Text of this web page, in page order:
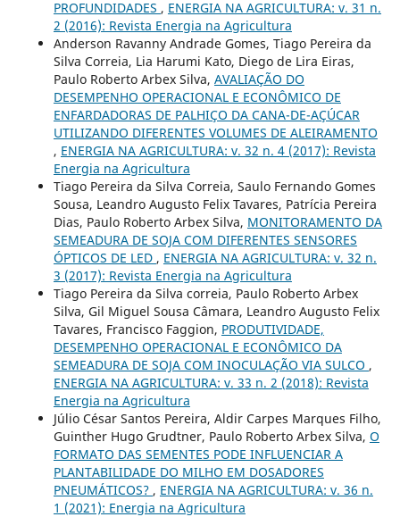
PROFUNDIDADES , ENERGIA NA AGRICULTURA: v. 31 n.
2 (2016): Revista Energia na Agricultura
Anderson Ravanny Andrade Gomes, Tiago Pereira da
Silva Correia, Lia Harumi Kato, Diego de Lira Eiras,
Paulo Roberto Arbex Silva, AVALIAÇÃO DO
DESEMPENHO OPERACIONAL E ECONÔMICO DE
ENFARDADORAS DE PALHIÇO DA CANA-DE-AÇÚCAR
UTILIZANDO DIFERENTES VOLUMES DE ALEIRAMENTO
, ENERGIA NA AGRICULTURA: v. 32 n. 4 (2017): Revista
Energia na Agricultura
Tiago Pereira da Silva Correia, Saulo Fernando Gomes
Sousa, Leandro Augusto Felix Tavares, Patrícia Pereira
Dias, Paulo Roberto Arbex Silva, MONITORAMENTO DA
SEMEADURA DE SOJA COM DIFERENTES SENSORES
ÓPTICOS DE LED , ENERGIA NA AGRICULTURA: v. 32 n.
3 (2017): Revista Energia na Agricultura
Tiago Pereira da Silva correia, Paulo Roberto Arbex
Silva, Gil Miguel Sousa Câmara, Leandro Augusto Felix
Tavares, Francisco Faggion, PRODUTIVIDADE,
DESEMPENHO OPERACIONAL E ECONÔMICO DA
SEMEADURA DE SOJA COM INOCULAÇÃO VIA SULCO ,
ENERGIA NA AGRICULTURA: v. 33 n. 2 (2018): Revista
Energia na Agricultura
Júlio César Santos Pereira, Aldir Carpes Marques Filho,
Guinther Hugo Grudtner, Paulo Roberto Arbex Silva, O
FORMATO DAS SEMENTES PODE INFLUENCIAR A
PLANTABILIDADE DO MILHO EM DOSADORES
PNEUMÁTICOS? , ENERGIA NA AGRICULTURA: v. 36 n.
1 (2021): Energia na Agricultura